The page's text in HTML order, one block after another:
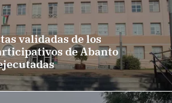
validadas de los
de Abanto